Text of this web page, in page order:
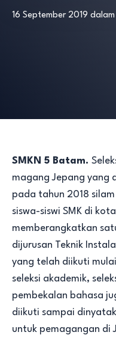
16 September 2019 dalam
SMKN 5 Batam.
magang Jepang yang
pada tahun 2018
siswa-siswi SMK di
memberangkatkan
dijurusan Teknik
yang telah diikuti
seleksi akademik,
pembekalan bahasa
diikuti sampai
untuk pemagangan di